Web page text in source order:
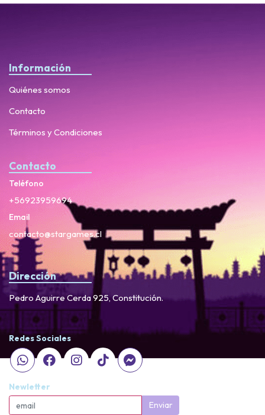
Información
Quiénes somos
Contacto
Términos y Condiciones
Contacto
Teléfono
+56923959694
Email
contacto@stargames.cl
Dirección
Pedro Aguirre Cerda 925, Constitución.
Redes Sociales
Newletter
Enviar